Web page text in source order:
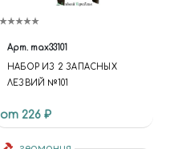
Арт. max33101
НАБОР ИЗ 2 ЗАПАСНЫХ
ЛЕЗВИЙ №101
от 226 ₽